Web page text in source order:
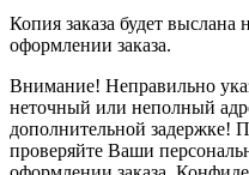
Копия заказа будет
оформлении заказа.
Внимание! Неправильно
неточный или неполный
дополнительной задержке!
проверяйте Ваши